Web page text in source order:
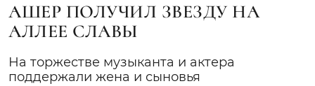
АШЕР ПОЛУЧИЛ ЗВЕЗДУ НА
АЛЛЕЕ СЛАВЫ
На торжестве музыканта и актера
поддержали жена и сыновья